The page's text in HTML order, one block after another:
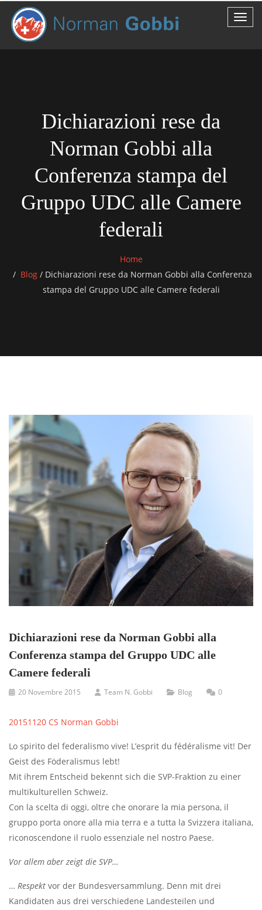
Dichiarazioni rese da
Norman Gobbi alla
Conferenza stampa del
Gruppo UDC alle Camere
federali
Home
Blog / Dichiarazioni rese da Norman Gobbi alla Conferenza
stampa del Gruppo UDC alle Camere federali
Dichiarazioni rese da Norman Gobbi alla
Conferenza stampa del Gruppo UDC alle
Camere federali
20 Novembre 2015 Team N. Gobbi Blog 0
20151120 CS Norman Gobbi
Lo spirito del federalismo vive! L’esprit du fédéralisme vit! Der
Geist des Föderalismus lebt!
Mit ihrem Entscheid bekennt sich die SVP-Fraktion zu einer
multikulturellen Schweiz.
Con la scelta di oggi, oltre che onorare la mia persona, il
gruppo porta onore alla mia terra e a tutta la Svizzera italiana,
riconoscendone il ruolo essenziale nel nostro Paese.
Vor allem aber zeigt die SVP…
… Respekt vor der Bundesversammlung. Denn mit drei
Kandidaten aus drei verschiedene Landesteilen und